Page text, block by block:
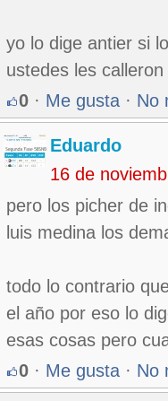
yo lo dige antier si
ustedes les
0 · Me gusta · No
Eduardo
16 de
pero los picher de
luis medina los
todo lo contrario
el año por eso lo
esas cosas pero
0 · Me gusta · No